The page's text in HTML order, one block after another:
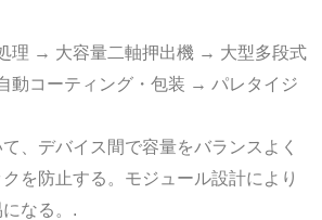
理 → 大容量二軸押出機 → 大型多段式
動コーティング・包装 → パレタイジ
、デバイス間で容量をバランスよく
を防止する。モジュール設計により
なる。.